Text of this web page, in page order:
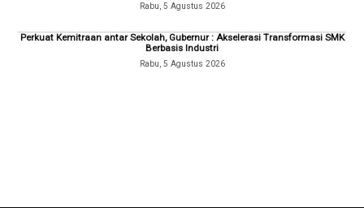
Rabu, 5 Agustus 2026
Perkuat Kemitraan antar Sekolah, Gubernur : Akselerasi Transformasi SMK
Berbasis Industri
Rabu, 5 Agustus 2026